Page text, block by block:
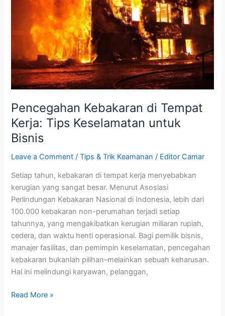
Pencegahan Kebakaran di Tempat
Kerja: Tips Keselamatan untuk
Bisnis
Leave a Comment /Tips & Trik Keamanan / Editor Camar
Setiap tahun, kebakaran di tempat kerja menyebabkan
kerugian yang sangat besar. Menurut Asosiasi
Perlindungan Kebakaran Nasional di Indonesia, lebih dari
100.000 kebakaran non-perumahan terjadi setiap
tahunnya, yang mengakibatkan kerugian miliaran rupiah,
cedera, dan waktu henti operasional. Bagi pemilik bisnis,
manajer fasilitas, dan pemimpin keselamatan, pencegahan
kebakaran bukanlah pilihan–melainkan sebuah keharusan.
Hal ini melindungi karyawan, pelanggan,
Keselamatan
Bisnis
Read More »